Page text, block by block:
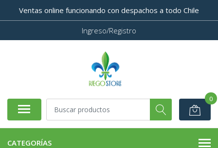
Ventas online funcionando con despachos a todo Chile
Ingreso/Registro
0
CATEGORÍAS